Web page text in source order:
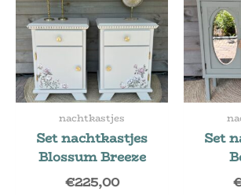
nachtkastjes
Set nachtkastjes
Blossum Breeze
€225,00
Set